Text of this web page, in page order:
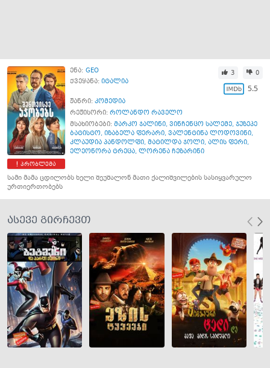
პრობლემა
ენა: GEO
ქვეყანა: იტალია
3 0
5.5
ჟანრი: კომედია
რეჟისორი: როლანდო რაველო
მსახიობები: მარკო ჯალინი, ვინჩენცო სალემე, ჯუზეპე
ბატისტო, იზაბელა ფერარი, ვალენტინა ლოდოვინი,
კლაუდია პანდოლფი, მატილდა ჯოლი, ალის ფერი,
ელეონორა ტრეცა, ლორენა ჩეზარინი
სამი მამა ცდილობს ხელი შეუშალონ მათი ქალიშვილების სასიყვარულო
ურთიერთობებს
ასევე გირჩევთ